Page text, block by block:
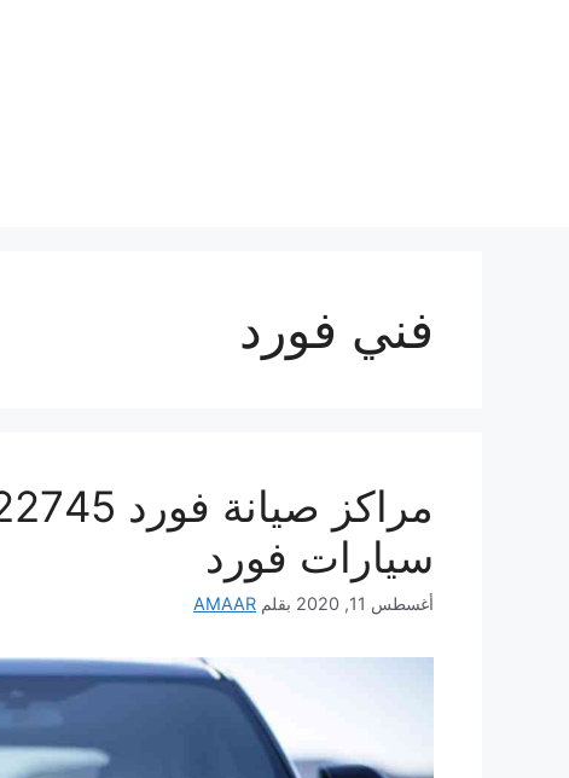
فني فورد
سيارات فورد
أغسطس 11, 2020 بقلم AMAAR